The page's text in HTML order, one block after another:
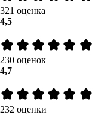
321 оценка
4,5
230 оценок
4,7
232 оценки